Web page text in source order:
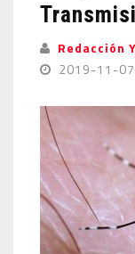
Redacción
2019-11-07